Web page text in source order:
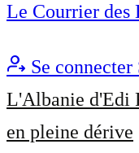
Le Courrier des
Se connecter
L'Albanie d'Edi
en pleine dérive